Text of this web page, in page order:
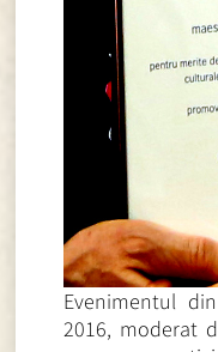
Evenimentul
2016, moderat